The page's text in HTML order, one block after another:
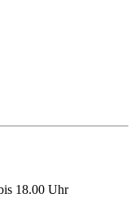
18.00 Uhr